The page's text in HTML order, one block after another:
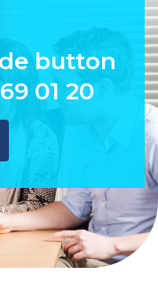
button
01 20